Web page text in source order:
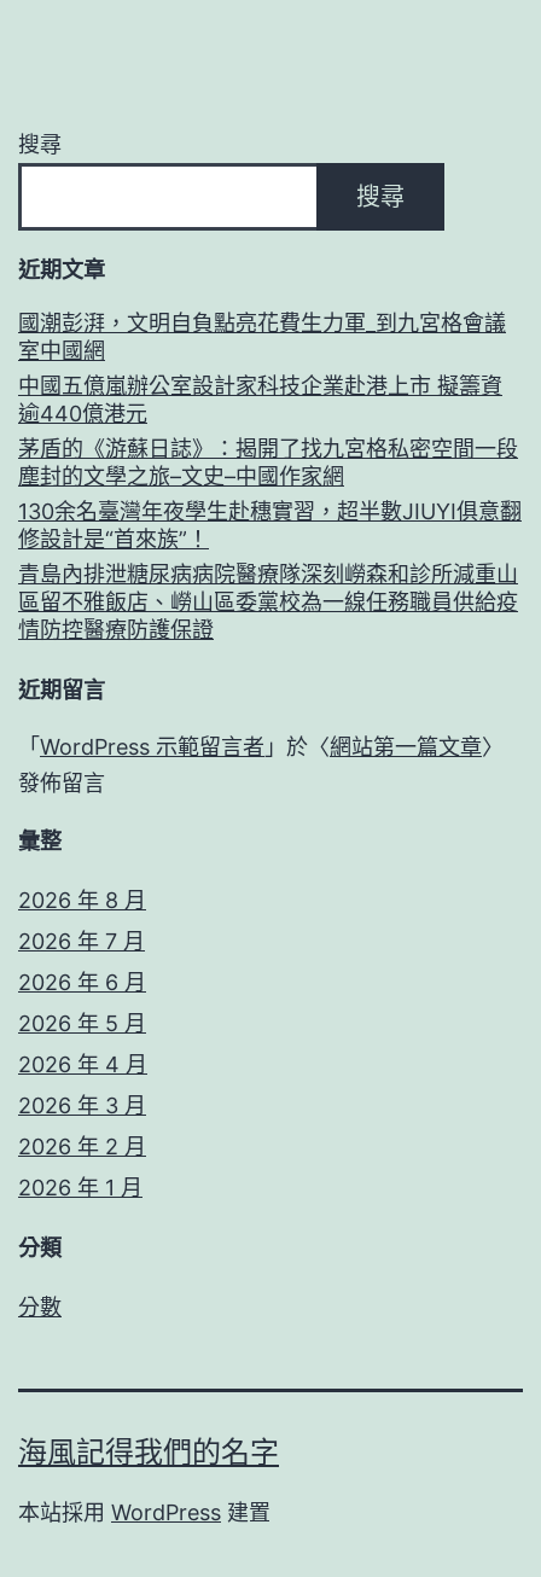
搜尋
搜尋
近期文章
國潮彭湃，文明自負點亮花費生力軍_到九宮格會議
室中國網
中國五億嵐辦公室設計家科技企業赴港上市 擬籌資
逾440億港元
茅盾的《游蘇日誌》：揭開了找九宮格私密空間一段
塵封的文學之旅–文史–中國作家網
130余名臺灣年夜學生赴穗實習，超半數JIUYI俱意翻
修設計是“首來族”！
青島內排泄糖尿病病院醫療隊深刻嶗森和診所減重山
區留不雅飯店、嶗山區委黨校為一線任務職員供給疫
情防控醫療防護保證
近期留言
「 WordPress 示範留言者 」於〈網站第一篇文章〉
發佈留言
彙整
2026 年 8 月
2026 年 7 月
2026 年 6 月
2026 年 5 月
2026 年 4 月
2026 年 3 月
2026 年 2 月
2026 年 1 月
分類
分數
海風記得我們的名字
本站採用 WordPress 建置